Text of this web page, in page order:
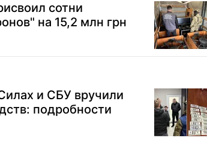
сотни
на 15,2 млн грн
и СБУ вручили
подробности